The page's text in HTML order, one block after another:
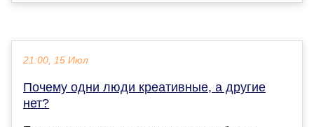
21:00, 15 Июл
Почему одни люди креативные, а другие
нет?